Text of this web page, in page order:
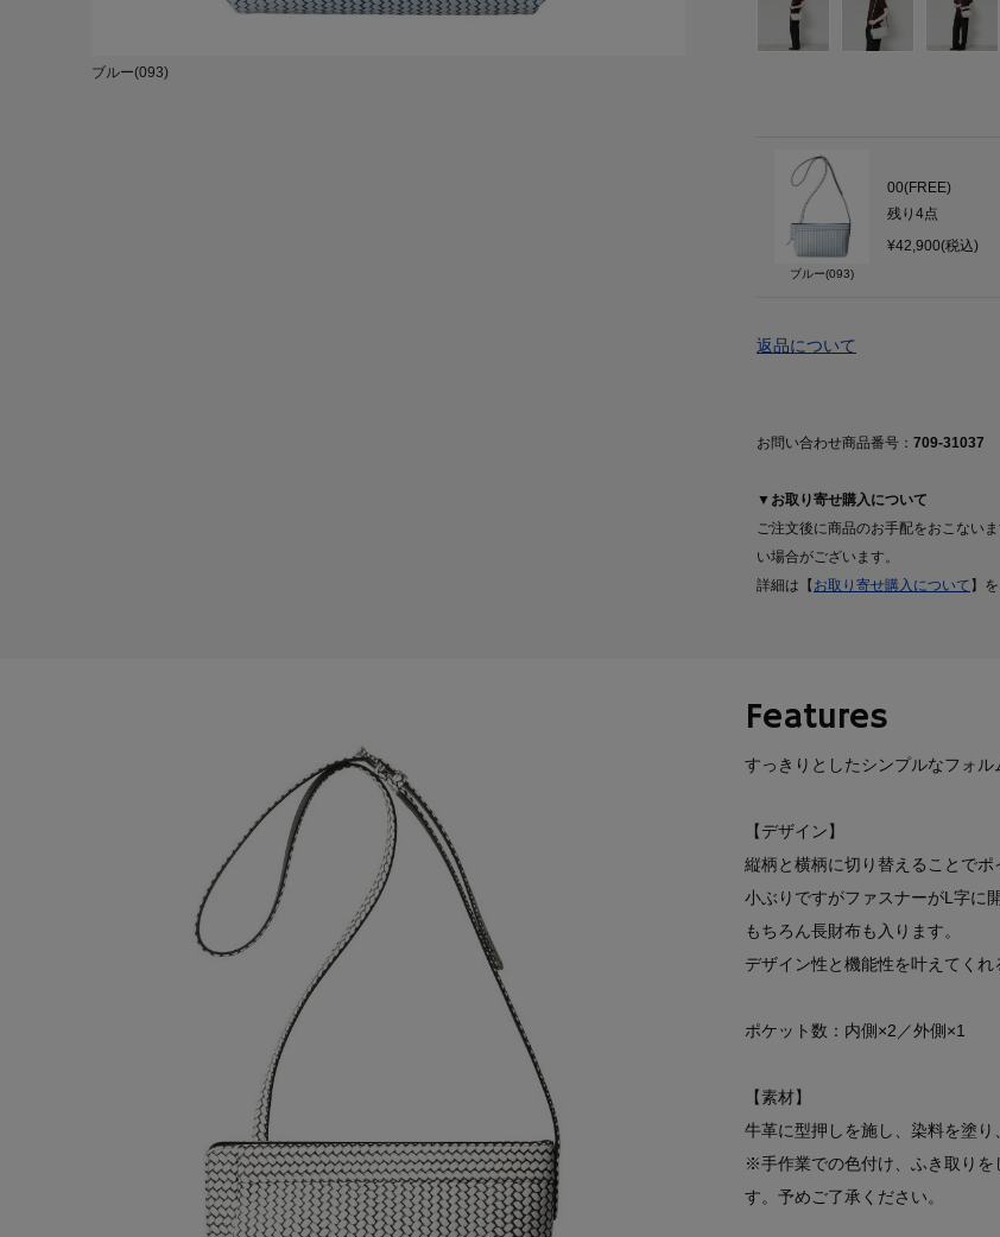
ブルー(093)
ブルー(093)
00(FREE)
残り 4点
¥42,900(税込)
返品について
お問い合わせ商品番号： 709-31037
▼お取り寄せ購入について
ご注文後に商品のお手配をおこない
い場合がございます。
詳細は【 お取り寄せ購入について 】
Features
すっきりとしたシンプルなフォル
【デザイン】
縦柄と横柄に切り替えることでポ
小ぶりですがファスナーがL字に
もちろん長財布も入ります。
デザイン性と機能性を叶えてくれ
ポケット数：内側×2／外側×1
【素材】
牛革に型押しを施し、染料を塗り
※手作業での色付け、ふき取りを
す。予めご了承ください。